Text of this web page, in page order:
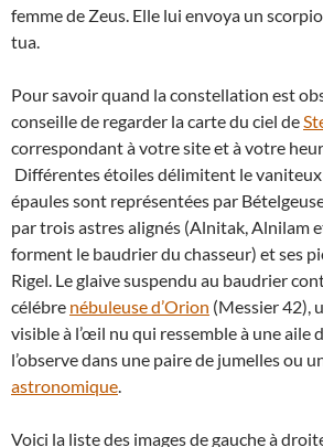
femme de Zeus. Elle lui envoya un
tua.
Pour savoir quand la constellation est
conseille de regarder la carte du ciel de
correspondant à votre site et à votre
Différentes étoiles délimitent le vaniteux
épaules sont représentées par
par trois astres alignés (Alnitak, Alnilam
forment le baudrier du chasseur) et ses
Rigel. Le glaive suspendu au baudrier
célébre nébuleuse d’Orion (Messier 42),
visible à l’œil nu qui ressemble à une aile
l’observe dans une paire de jumelles ou
astronomique
Voici la liste des images de gauche à